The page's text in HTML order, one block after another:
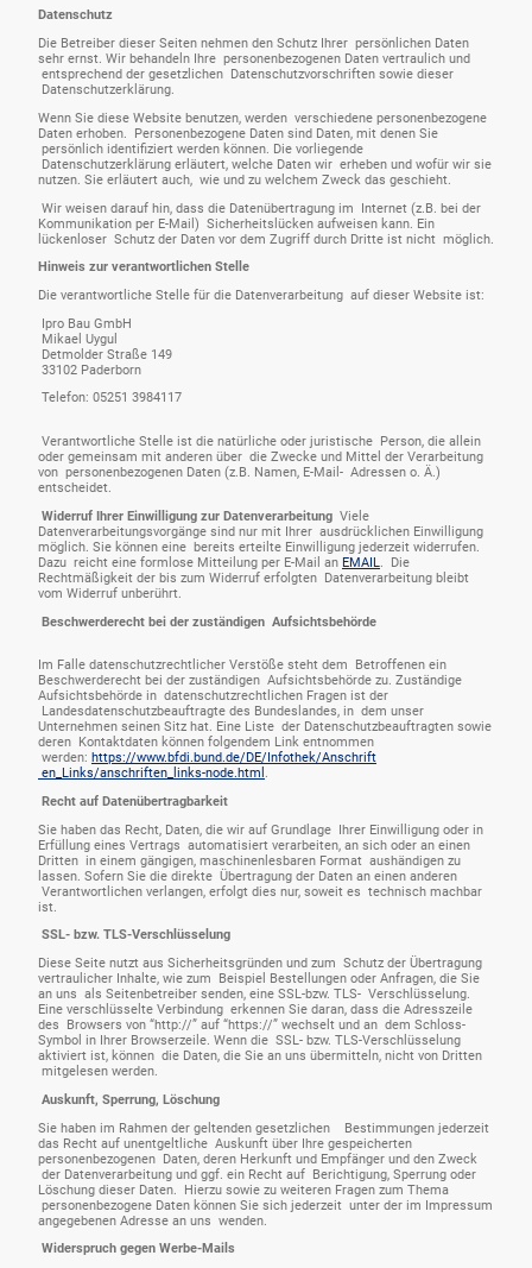
Datenschutz
Die Betreiber dieser Seiten nehmen den Schutz Ihrer persönlichen Daten
sehr ernst. Wir behandeln Ihre personenbezogenen Daten vertraulich und
entsprechend der gesetzlichen Datenschutzvorschriften sowie dieser
Datenschutzerklärung.
Wenn Sie diese Website benutzen, werden verschiedene personenbezogene
Daten erhoben. Personenbezogene Daten sind Daten, mit denen Sie
persönlich identifiziert werden können. Die vorliegende
Datenschutzerklärung erläutert, welche Daten wir erheben und wofür wir sie
nutzen. Sie erläutert auch, wie und zu welchem Zweck das geschieht.
Wir weisen darauf hin, dass die Datenübertragung im Internet (z.B. bei der
Kommunikation per E-Mail) Sicherheitslücken aufweisen kann. Ein
lückenloser Schutz der Daten vor dem Zugriff durch Dritte ist nicht möglich.
Hinweis zur verantwortlichen Stelle
Die verantwortliche Stelle für die Datenverarbeitung auf dieser Website ist:
Ipro Bau GmbH
Mikael Uygul
Detmolder Straße 149
33102 Paderborn
Telefon: 05251 3984117
Verantwortliche Stelle ist die natürliche oder juristische Person, die allein
oder gemeinsam mit anderen über die Zwecke und Mittel der Verarbeitung
von personenbezogenen Daten (z.B. Namen, E-Mail- Adressen o. Ä.)
entscheidet.
Widerruf Ihrer Einwilligung zur Datenverarbeitung Viele
Datenverarbeitungsvorgänge sind nur mit Ihrer ausdrücklichen Einwilligung
möglich. Sie können eine bereits erteilte Einwilligung jederzeit widerrufen.
Dazu reicht eine formlose Mitteilung per E-Mail an EMAIL. Die
Rechtmäßigkeit der bis zum Widerruf erfolgten Datenverarbeitung bleibt
vom Widerruf unberührt.
Beschwerderecht bei der zuständigen Aufsichtsbehörde
Im Falle datenschutzrechtlicher Verstöße steht dem Betroffenen ein
Beschwerderecht bei der zuständigen Aufsichtsbehörde zu. Zuständige
Aufsichtsbehörde in datenschutzrechtlichen Fragen ist der
Landesdatenschutzbeauftragte des Bundeslandes, in dem unser
Unternehmen seinen Sitz hat. Eine Liste der Datenschutzbeauftragten sowie
deren Kontaktdaten können folgendem Link entnommen
werden: https://www.bfdi.bund.de/DE/Infothek/Anschrift
en_Links/anschriften_links-node.html .
Recht auf Datenübertragbarkeit
Sie haben das Recht, Daten, die wir auf Grundlage Ihrer Einwilligung oder in
Erfüllung eines Vertrags automatisiert verarbeiten, an sich oder an einen
Dritten in einem gängigen, maschinenlesbaren Format aushändigen zu
lassen. Sofern Sie die direkte Übertragung der Daten an einen anderen
Verantwortlichen verlangen, erfolgt dies nur, soweit es technisch machbar
ist.
SSL- bzw. TLS-Verschlüsselung
Diese Seite nutzt aus Sicherheitsgründen und zum Schutz der Übertragung
vertraulicher Inhalte, wie zum Beispiel Bestellungen oder Anfragen, die Sie
an uns als Seitenbetreiber senden, eine SSL-bzw. TLS- Verschlüsselung.
Eine verschlüsselte Verbindung erkennen Sie daran, dass die Adresszeile
des Browsers von “http://” auf “https://” wechselt und an dem Schloss-
Symbol in Ihrer Browserzeile. Wenn die SSL- bzw. TLS-Verschlüsselung
aktiviert ist, können die Daten, die Sie an uns übermitteln, nicht von Dritten
mitgelesen werden.
Auskunft, Sperrung, Löschung
Sie haben im Rahmen der geltenden gesetzlichen Bestimmungen jederzeit
das Recht auf unentgeltliche Auskunft über Ihre gespeicherten
personenbezogenen Daten, deren Herkunft und Empfänger und den Zweck
der Datenverarbeitung und ggf. ein Recht auf Berichtigung, Sperrung oder
Löschung dieser Daten. Hierzu sowie zu weiteren Fragen zum Thema
personenbezogene Daten können Sie sich jederzeit unter der im Impressum
angegebenen Adresse an uns wenden.
Widerspruch gegen Werbe-Mails